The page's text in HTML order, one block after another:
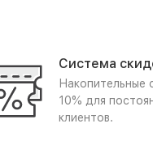
Система
Накопительные
10% для
клиентов.